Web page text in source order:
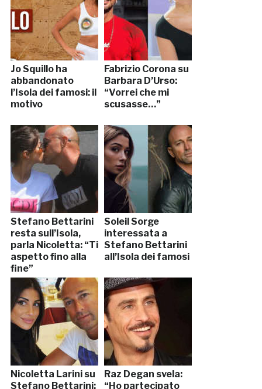
Jo Squillo ha
abbandonato
l’Isola dei famosi: il
motivo
Fabrizio Corona su
Barbara D’Urso:
“Vorrei che mi
scusasse…”
Stefano Bettarini
resta sull’Isola,
parla Nicoletta: “Ti
aspetto fino alla
fine”
Soleil Sorge
interessata a
Stefano Bettarini
all’Isola dei famosi
Nicoletta Larini su
Stefano Bettarini:
Raz Degan svela:
“Ho partecipato